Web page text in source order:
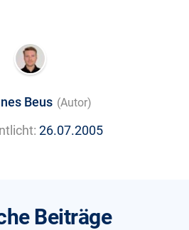
Beus (Autor)
26.07.2005
Beiträge